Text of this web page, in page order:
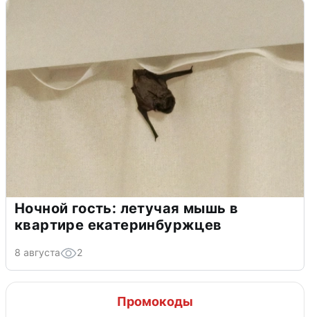
Ночной гость: летучая мышь в
квартире екатеринбуржцев
8 августа 2
Промокоды